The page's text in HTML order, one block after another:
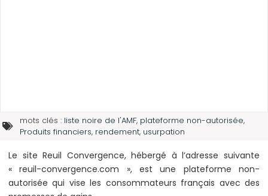
mots clés : liste noire de l'AMF, plateforme non-autorisée,
Produits financiers, rendement, usurpation
Le site Reuil Convergence, hébergé à l’adresse suivante
« reuil-convergence.com », est une plateforme non-
autorisée qui vise les consommateurs français avec des